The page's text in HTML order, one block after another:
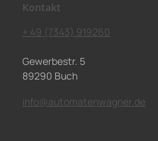
Kontakt
+ 49 (7343) 919260
Gewerbestr. 5
89290 Buch
info@automatenwagner.de